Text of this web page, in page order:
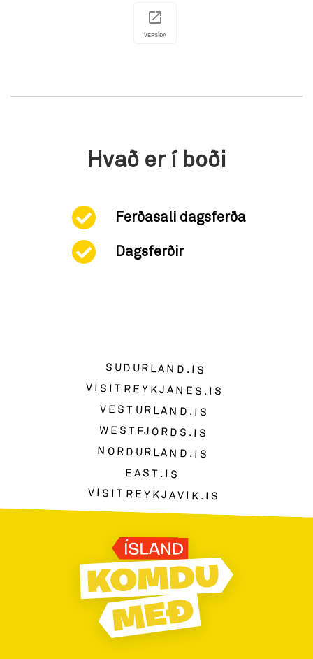
VEFSÍÐA
Hvað er í boði
Ferðasali dagsferða
Dagsferðir
SUDURLAND.IS
VISITREYKJANES.IS
VESTURLAND.IS
WESTFJORDS.IS
NORDURLAND.IS
EAST.IS
VISITREYKJAVIK.IS